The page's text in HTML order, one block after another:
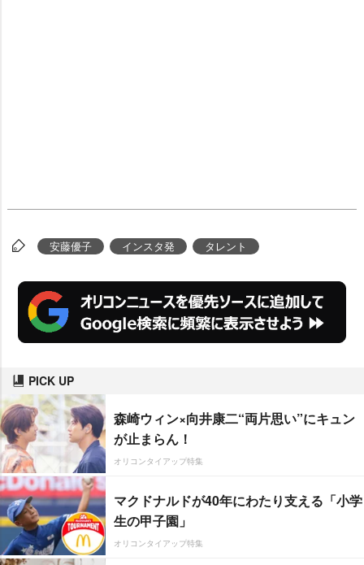
安藤優子 インスタ発 タレント
PICK UP
森崎ウィン×向井康二“両片思い”にキュン
が止まらん！
オリコンタイアップ特集
マクドナルドが40年にわたり支える「小学
生の甲子園」
オリコンタイアップ特集